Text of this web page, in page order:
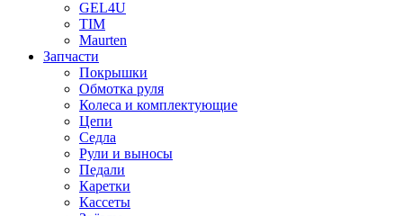
GEL4U
TIM
Maurten
Запчасти
Покрышки
Обмотка руля
Колеса и комплектующие
Цепи
Седла
Рули и выносы
Педали
Каретки
Кассеты